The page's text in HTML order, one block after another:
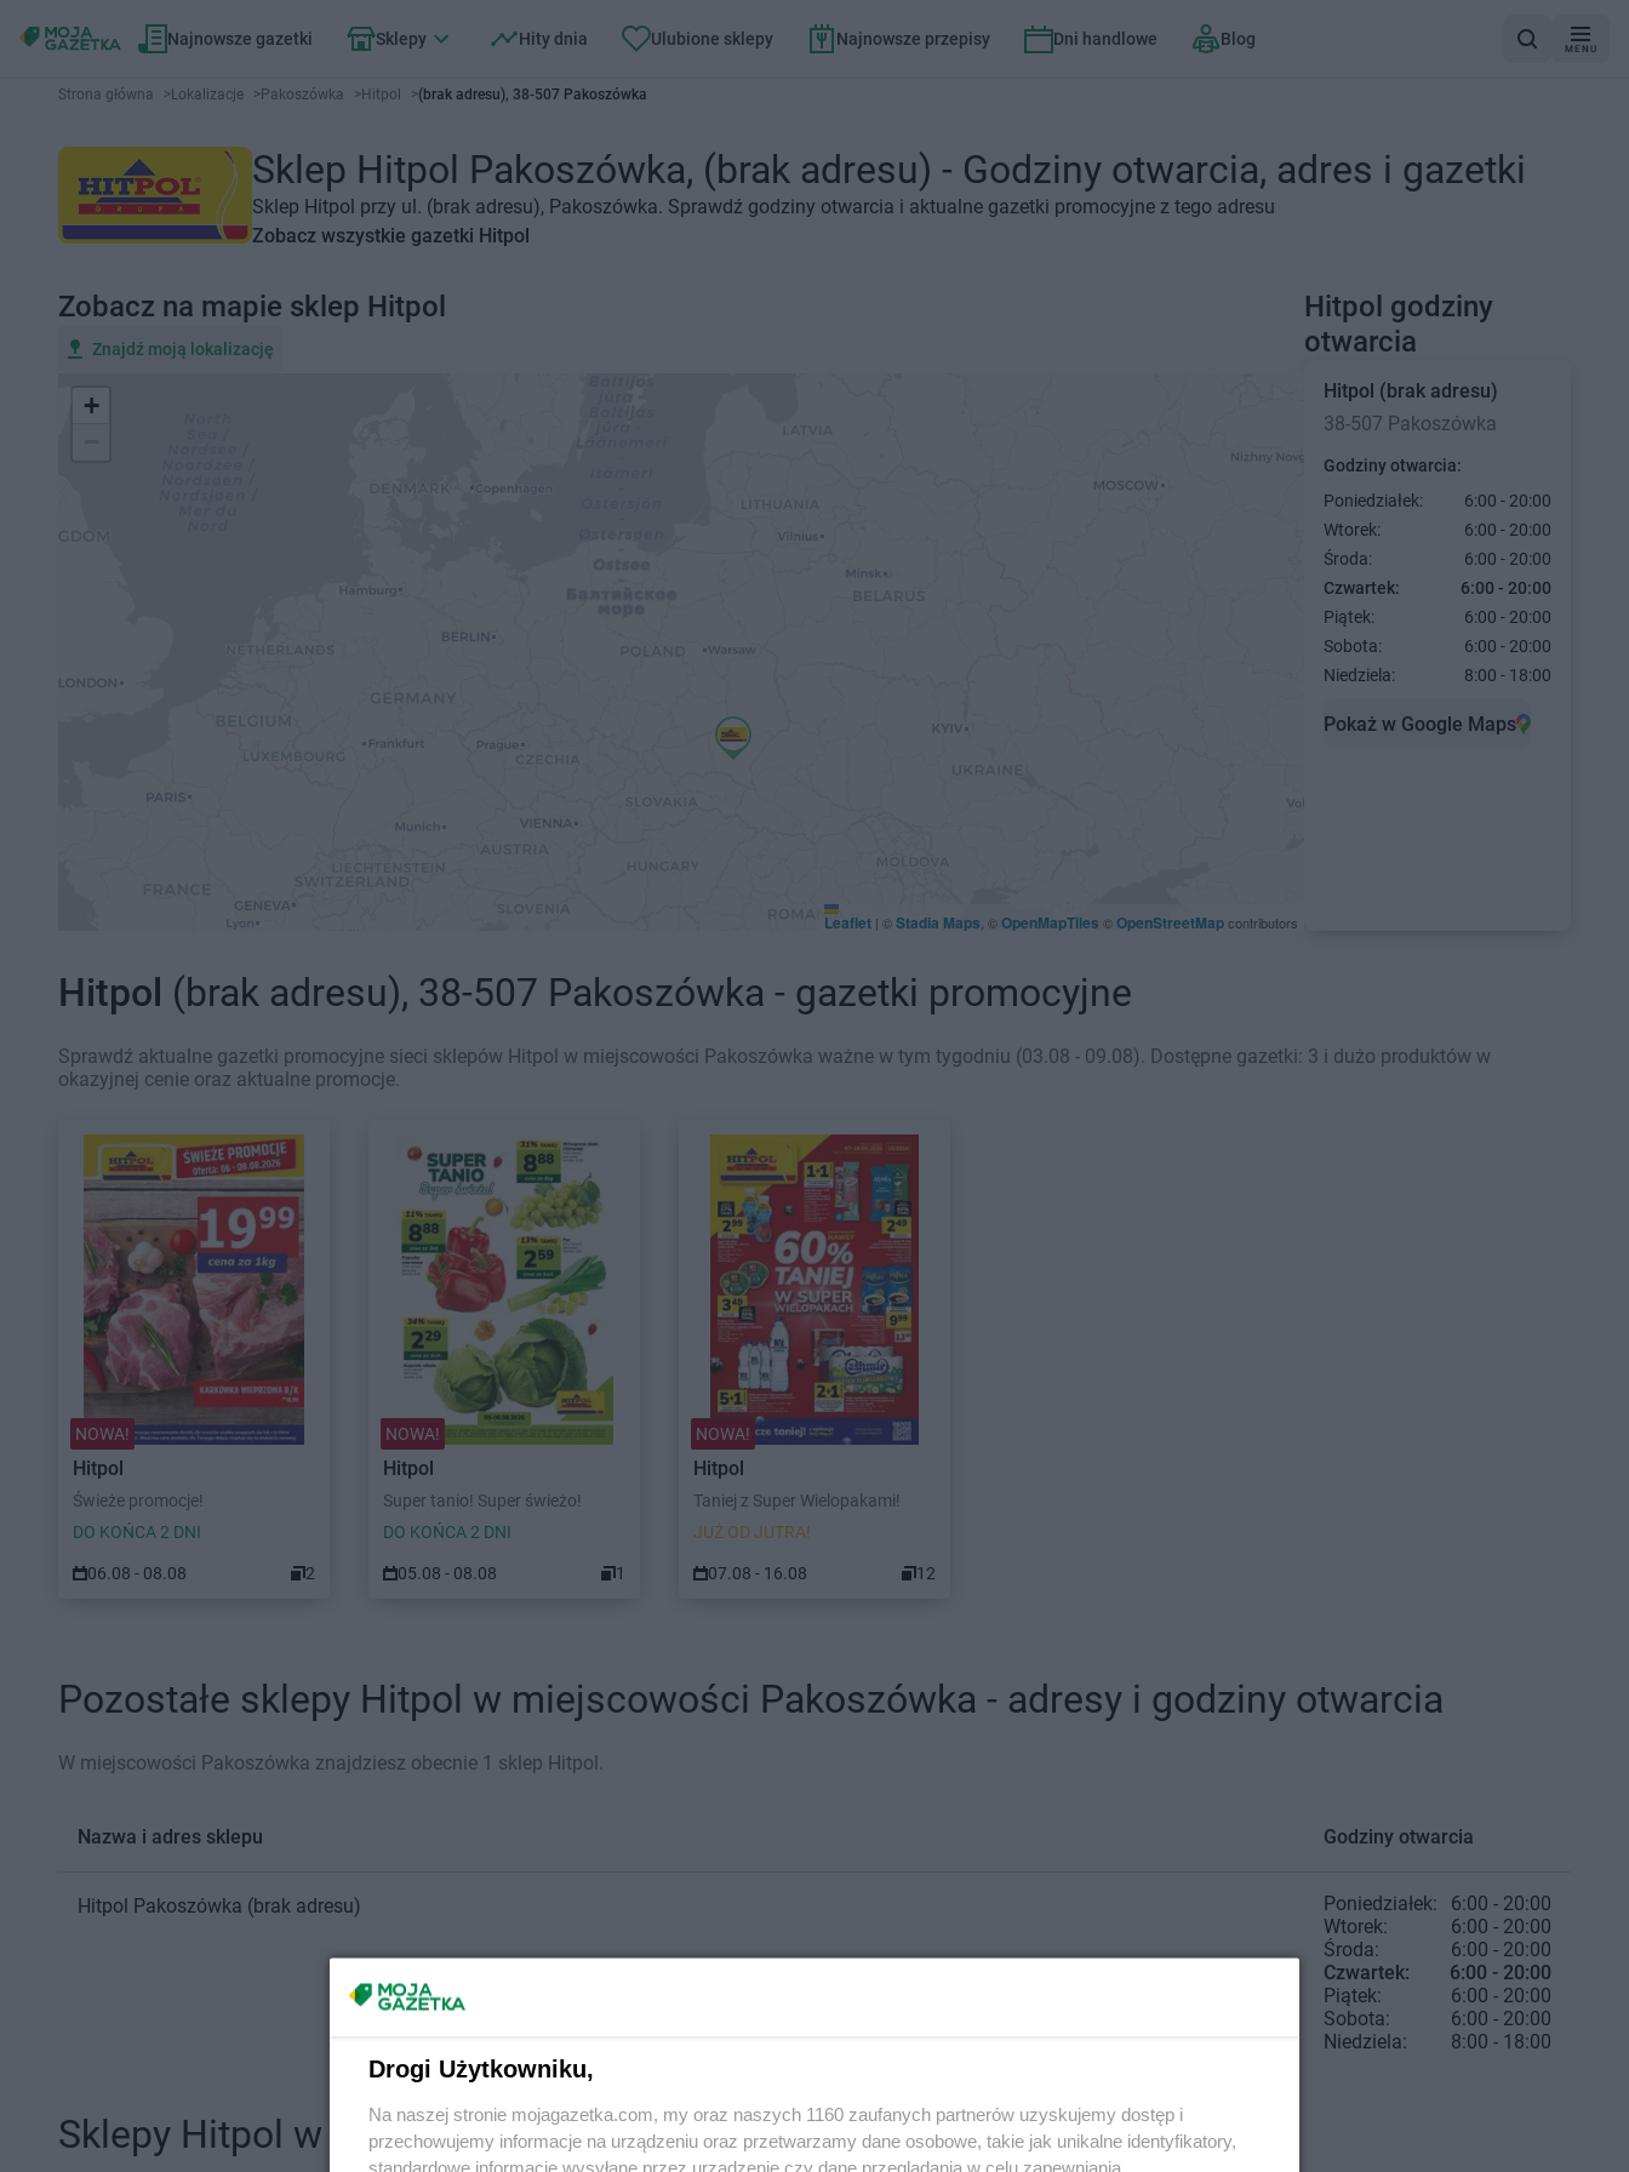
Najnowsze gazetki Sklepy Hity dnia Ulubione sklepy Najnowsze przepisy Dni handlowe Blog
MENU
Strona główna >Lokalizacje >Pakoszówka >Hitpol >(brak adresu), 38-507 Pakoszówka
Sklep Hitpol Pakoszówka, (brak adresu) - Godziny otwarcia, adres i gazetki
Sklep Hitpol przy ul. (brak adresu), Pakoszówka. Sprawdź godziny otwarcia i aktualne gazetki promocyjne z tego adresu
Zobacz wszystkie gazetki Hitpol
Hitpol godziny
otwarcia
Hitpol (brak adresu)
38-507 Pakoszówka
Godziny otwarcia:
Poniedziałek:
6:00 - 20:00
Wtorek:
6:00 - 20:00
Środa:
6:00 - 20:00
Czwartek:
6:00 - 20:00
Piątek:
6:00 - 20:00
Sobota:
6:00 - 20:00
Niedziela:
8:00 - 18:00
Pokaż w Google Maps
Zobacz na mapie sklep Hitpol
Znajdź moją lokalizację
+
Leaflet | ©Stadia Maps , ©OpenMapTiles ©OpenStreetMapcontributors
Hitpol (brak adresu), 38-507 Pakoszówka - gazetki promocyjne
Sprawdź aktualne gazetki promocyjne sieci sklepów Hitpol w miejscowości Pakoszówka ważne w tym tygodniu (03.08 - 09.08). Dostępne gazetki: 3 i dużo produktów w
okazyjnej cenie oraz aktualne promocje.
NOWA!
Hitpol
Świeże promocje!
DO KOŃCA 2 DNI
06.08 - 08.08 2
NOWA!
Hitpol
Super tanio! Super świeżo!
DO KOŃCA 2 DNI
05.08 - 08.08 1
NOWA!
Hitpol
Taniej z Super Wielopakami!
JUŻ OD JUTRA!
07.08 - 16.08 12
Pozostałe sklepy Hitpol w miejscowości Pakoszówka - adresy i godziny otwarcia
W miejscowości Pakoszówka znajdziesz obecnie 1 sklep Hitpol.
Nazwa i adres sklepu Godziny otwarcia
Hitpol Pakoszówka (brak adresu) Poniedziałek:
6:00 - 20:00
Wtorek:
6:00 - 20:00
Środa:
6:00 - 20:00
Czwartek:
6:00 - 20:00
Piątek:
6:00 - 20:00
Sobota:
6:00 - 20:00
Niedziela:
8:00 - 18:00
Sklepy Hitpol w innych miastach
Drogi Użytkowniku,
Na naszej stronie mojagazetka.com, my oraz naszych 1160 zaufanych partnerów uzyskujemy dostęp i
przechowujemy informacje na urządzeniu oraz przetwarzamy dane osobowe, takie jak unikalne identyfikatory,
standardowe informacje wysyłane przez urządzenie czy dane przeglądania w celu zapewniania